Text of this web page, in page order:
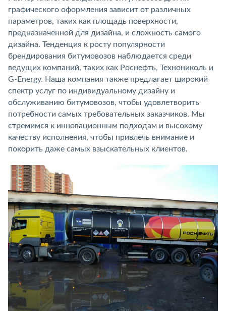
графического оформления зависит от различных
параметров, таких как площадь поверхности,
предназначенной для дизайна, и сложность самого
дизайна. Тенденция к росту популярности
брендирования битумовозов наблюдается среди
ведущих компаний, таких как Роснефть, Технониколь и
G-Energy. Наша компания также предлагает широкий
спектр услуг по индивидуальному дизайну и
обслуживанию битумовозов, чтобы удовлетворить
потребности самых требовательных заказчиков. Мы
стремимся к инновационным подходам и высокому
качеству исполнения, чтобы привлечь внимание и
покорить даже самых взыскательных клиентов.